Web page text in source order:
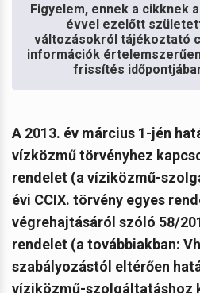
Figyelem, ennek a cikknek
évvel ezelőtt
változásokról tájékoztató
információk
frissítés
A 2013. év március 1-jén
vízközmű törvényhez
rendelet (a víziközmű-
évi CCIX. törvény egyes
végrehajtásáról szóló 58/
rendelet (a továbbiakban:
szabályozástól eltérően
víziközmű-szolgáltatáshoz